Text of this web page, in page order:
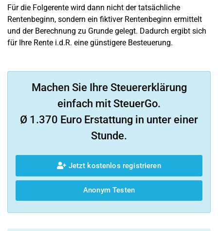
Für die Folgerente wird dann nicht der tatsächliche
Rentenbeginn, sondern ein fiktiver Rentenbeginn ermittelt
und der Berechnung zu Grunde gelegt. Dadurch ergibt sich
für Ihre Rente i.d.R. eine günstigere Besteuerung.
Machen Sie Ihre Steuererklärung
einfach mit SteuerGo.
Ø 1.370 Euro Erstattung in unter einer
Stunde.
Jetzt kostenlos registrieren
Anonym Testen